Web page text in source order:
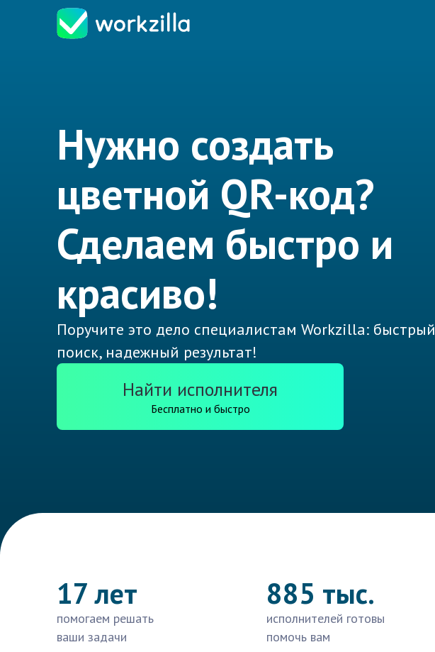
Нужно создать
цветной QR-код?
Сделаем быстро и
красиво!
Поручите это дело специалистам Workzilla: быстрый
поиск, надежный результат!
Найти исполнителя
Бесплатно и быстро
17 лет
помогаем решать
ваши задачи
885 тыс.
исполнителей готовы
помочь вам